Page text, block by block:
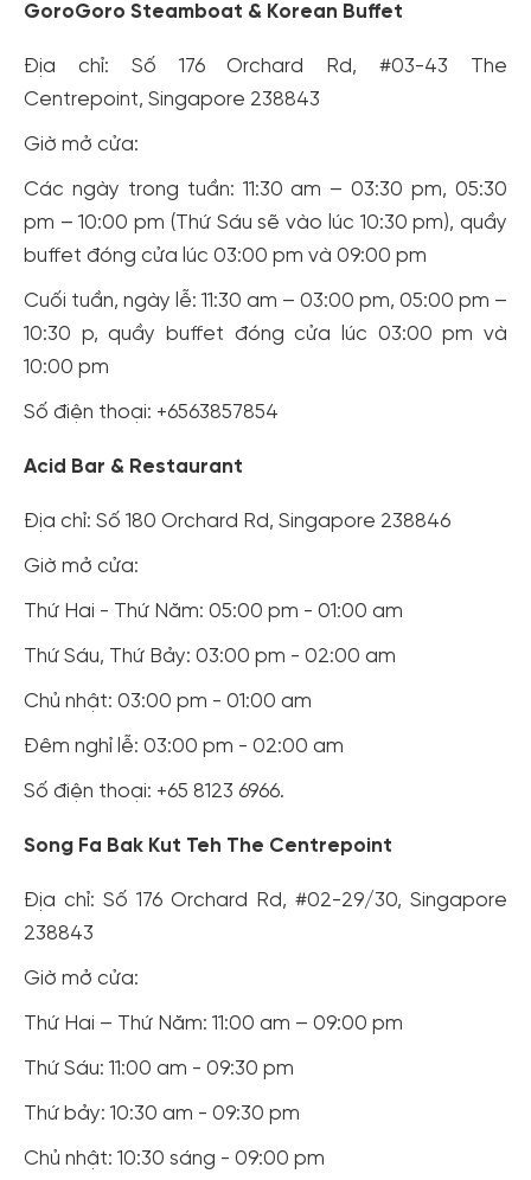
GoroGoro Steamboat & Korean Buffet
Địa chỉ: Số 176 Orchard Rd, #03-43 The
Centrepoint, Singapore 238843
Giờ mở cửa:
Các ngày trong tuần: 11:30 am – 03:30 pm, 05:30
pm – 10:00 pm (Thứ Sáu sẽ vào lúc 10:30 pm), quầy
buffet đóng cửa lúc 03:00 pm và 09:00 pm
Cuối tuần, ngày lễ: 11:30 am – 03:00 pm, 05:00 pm –
10:30 p, quầy buffet đóng cửa lúc 03:00 pm và
10:00 pm
Số điện thoại: +6563857854
Acid Bar & Restaurant
Địa chỉ: Số 180 Orchard Rd, Singapore 238846
Giờ mở cửa:
Thứ Hai - Thứ Năm: 05:00 pm - 01:00 am
Thứ Sáu, Thứ Bảy: 03:00 pm - 02:00 am
Chủ nhật: 03:00 pm - 01:00 am
Đêm nghỉ lễ: 03:00 pm - 02:00 am
Số điện thoại: +65 8123 6966.
Song Fa Bak Kut Teh The Centrepoint
Địa chỉ: Số 176 Orchard Rd, #02-29/30, Singapore
238843
Giờ mở cửa:
Thứ Hai – Thứ Năm: 11:00 am – 09:00 pm
Thứ Sáu: 11:00 am - 09:30 pm
Thứ bảy: 10:30 am - 09:30 pm
Chủ nhật: 10:30 sáng - 09:00 pm